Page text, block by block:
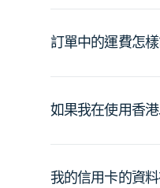
訂單中的運費怎
如果我在使用香
我的信用卡的資